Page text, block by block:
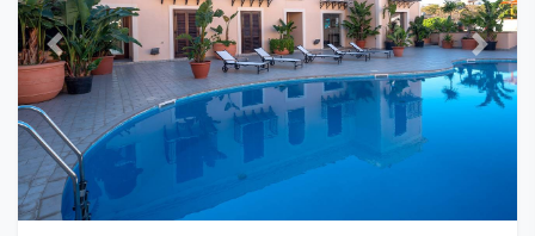
Previous Next